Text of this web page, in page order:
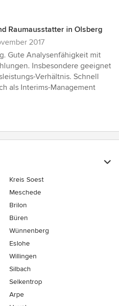
Raumausstatter in Olsberg
2017
Gute Analysenfähigkeit mit
Insbesondere geeignet
Verhältnis. Schnell
als Interims-Management
Kreis Soest
Meschede
Brilon
Büren
Wünnenberg
Eslohe
Willingen
Silbach
Selkentrop
Arpe